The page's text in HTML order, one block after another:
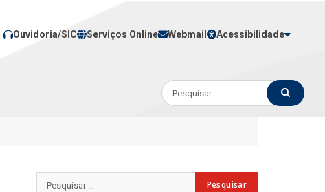
Ouvidoria/SIC Serviços Online Webmail Acessibilidade